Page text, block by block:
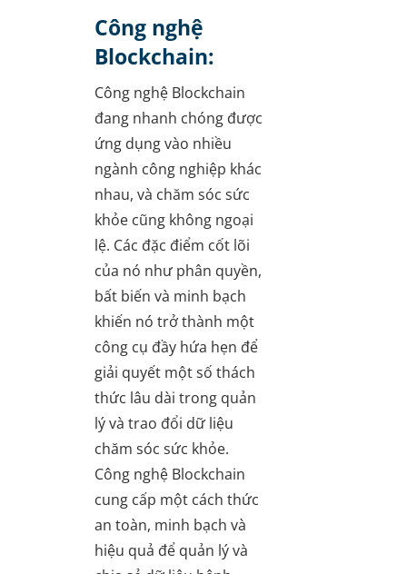
Công nghệ
Blockchain:
Công nghệ Blockchain
đang nhanh chóng được
ứng dụng vào nhiều
ngành công nghiệp khác
nhau, và chăm sóc sức
khỏe cũng không ngoại
lệ. Các đặc điểm cốt lõi
của nó như phân quyền,
bất biến và minh bạch
khiến nó trở thành một
công cụ đầy hứa hẹn để
giải quyết một số thách
thức lâu dài trong quản
lý và trao đổi dữ liệu
chăm sóc sức khỏe.
Công nghệ Blockchain
cung cấp một cách thức
an toàn, minh bạch và
hiệu quả để quản lý và